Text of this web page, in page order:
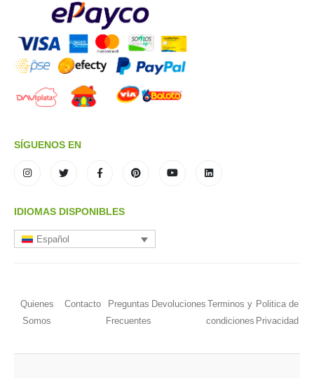
SÍGUENOS EN
IDIOMAS DISPONIBLES
Español
Quienes
Somos
Contacto
Preguntas
Frecuentes
Devoluciones Terminos y
condiciones
Politica de
Privacidad